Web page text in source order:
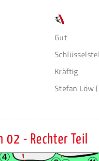
Gut
Kräftig
Stefan Löw
02 - Rechter Teil